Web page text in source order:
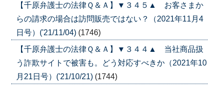
【千原弁護士の法律Ｑ＆Ａ】▼３４５▲ お客さまか
らの請求の場合は訪問販売ではない？（2021年11月4
日号）('21/11/04) (1746)
【千原弁護士の法律Ｑ＆Ａ】▼３４４▲ 当社商品扱
う詐欺サイトで被害も。どう対応すべきか（2021年10
月21日号）('21/10/21) (1744)